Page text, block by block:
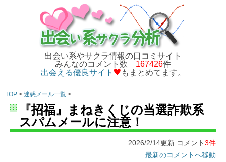
出会い系やサクラ情報の口コミサイト
みんなのコメント数 167426件
出会える優良サイト
もまとめてます。
TOP > 迷惑メール一覧 >
『招福』まねきくじの当選詐欺系
スパムメールに注意！
2026/2/14更新 コメント3件
最新のコメントへ移動